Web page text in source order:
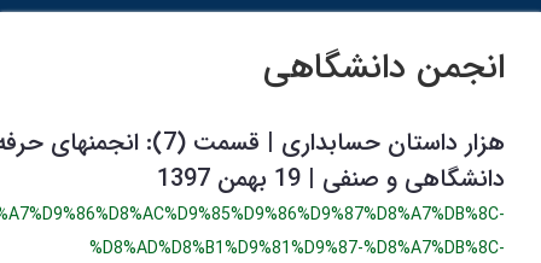
دانشگاهی
هزار داستان حسابداری | قسمت (7): انجمنهای حرفه‌ای،
و صنفی | 19 بهمن 1397
/
%D8%AD%D8%B1%D9%81%D9%87-